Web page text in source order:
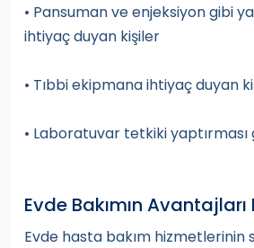
• Pansuman ve enjeksiyon gibi
ihtiyaç duyan kişiler
• Tıbbi ekipmana ihtiyaç duyan
• Laboratuvar tetkiki
Evde Bakımın
Evde hasta bakım hizmetlerinin